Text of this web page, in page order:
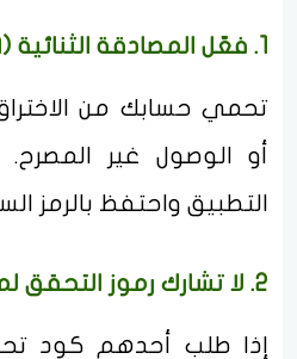
1. فعّل المصادقة الثنائية (2FA) 🔐
تحمي حسابك من
أو الوصول غير
التطبيق واحتفظ بالرمز
2. لا تشارك رموز التحقق لمرة واحدة ❌📲
إذا طلب أحدهم كود